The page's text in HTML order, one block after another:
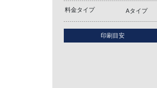
料金タイプ Aタイプ
印刷目安